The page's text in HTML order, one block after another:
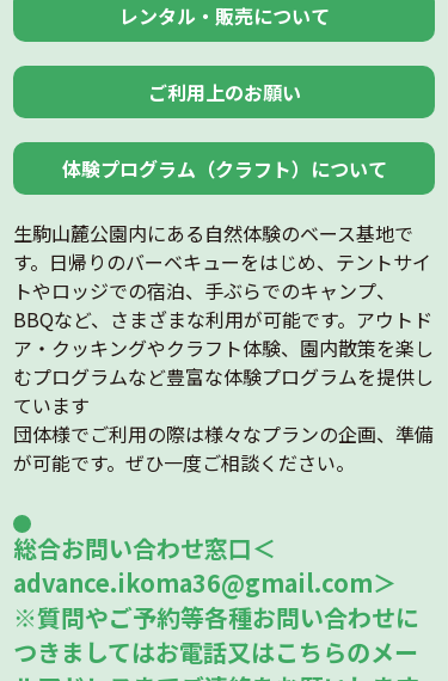
レンタル・販売について
ご利用上のお願い
体験プログラム（クラフト）について
生駒山麓公園内にある自然体験のベース基地で
す。日帰りのバーベキューをはじめ、テントサイ
トやロッジでの宿泊、手ぶらでのキャンプ、
BBQなど、さまざまな利用が可能です。アウトド
ア・クッキングやクラフト体験、園内散策を楽し
むプログラムなど豊富な体験プログラムを提供し
ています
団体様でご利用の際は様々なプランの企画、準備
が可能です。ぜひ一度ご相談ください。
総合お問い合わせ窓口＜
advance.ikoma36@gmail.com＞
※質問やご予約等各種お問い合わせに
つきましてはお電話又はこちらのメー